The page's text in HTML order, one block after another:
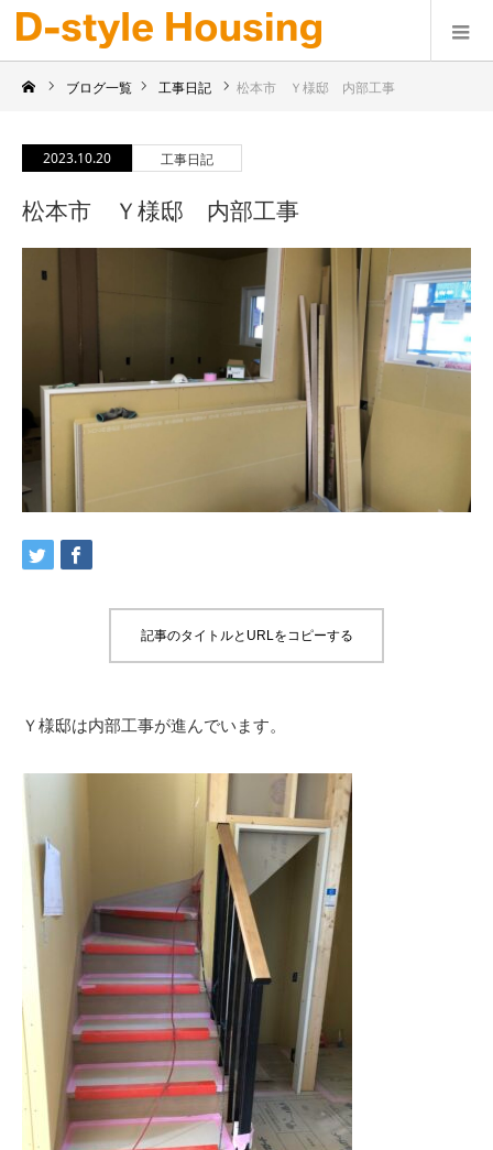
ブログ一覧 工事日記 松本市 Ｙ様邸 内部工事
2023.10.20 工事日記
松本市 Ｙ様邸 内部工事
記事のタイトルとURLをコピーする
Ｙ様邸は内部工事が進んでいます。